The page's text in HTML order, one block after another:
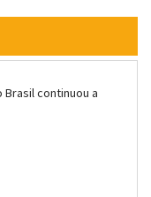
continuou a